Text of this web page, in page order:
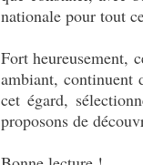
nationale pour tout
Fort heureusement,
ambiant, continuent
cet égard,
proposons de